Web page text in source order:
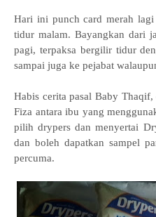
Hari ini punch card merah
tidur malam. Bayangkan dari
pagi, terpaksa bergilir tidur
sampai juga ke pejabat
Habis cerita pasal Baby
Fiza antara ibu yang
pilih drypers dan menyertai
dan boleh dapatkan sampel
percuma.